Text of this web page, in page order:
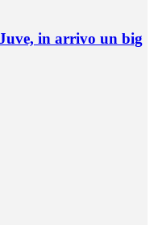
in arrivo un big